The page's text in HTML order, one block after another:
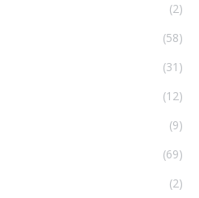
(2)
(58)
(31)
(12)
(9)
(69)
(2)